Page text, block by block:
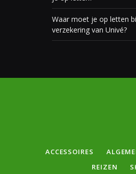
Waar moet je op letten
verzekering van Univé?
ACCESSOIRES
REIZEN